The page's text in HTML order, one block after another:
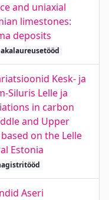
and uniaxial
limestones:
deposits
Kesk- ja
Siluris Lelle ja
in carbon
and Upper
on the Lelle
Estonia
Aseri